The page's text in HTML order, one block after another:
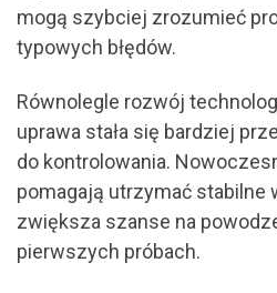
mogą szybciej zrozumieć
typowych błędów.
Równolegle rozwój
uprawa stała się bardziej
do kontrolowania.
pomagają utrzymać stabilne
zwiększa szanse na
pierwszych próbach.